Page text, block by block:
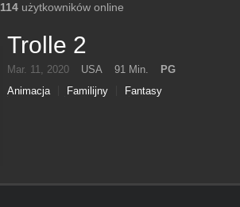
114 użytkowników online
Trolle 2
Mar. 11, 2020 USA 91 Min.
PG
Animacja
Familijny
Fantasy